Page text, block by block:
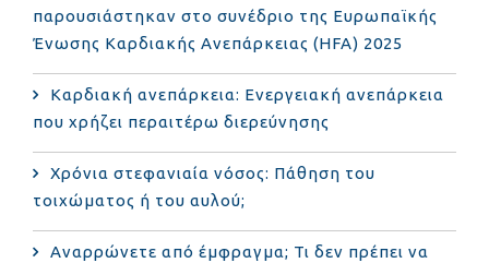
παρουσιάστηκαν στο συνέδριο της Ευρωπαϊκής
Ένωσης Καρδιακής Ανεπάρκειας (HFA) 2025
Καρδιακή ανεπάρκεια: Ενεργειακή ανεπάρκεια
που χρήζει περαιτέρω διερεύνησης
Χρόνια στεφανιαία νόσος: Πάθηση του
τοιχώματος ή του αυλού;
Αναρρώνετε από έμφραγμα; Τι δεν πρέπει να